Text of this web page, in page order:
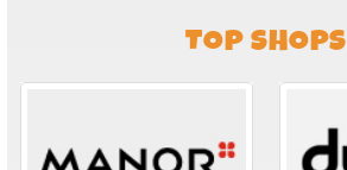
TOP SHOPS